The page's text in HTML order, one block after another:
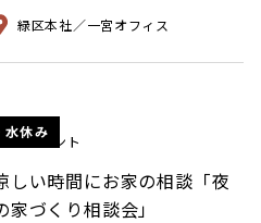
緑区本社／一宮オフィス
休み
イベント
しい時間にお家の相談「夜
家づくり相談会」